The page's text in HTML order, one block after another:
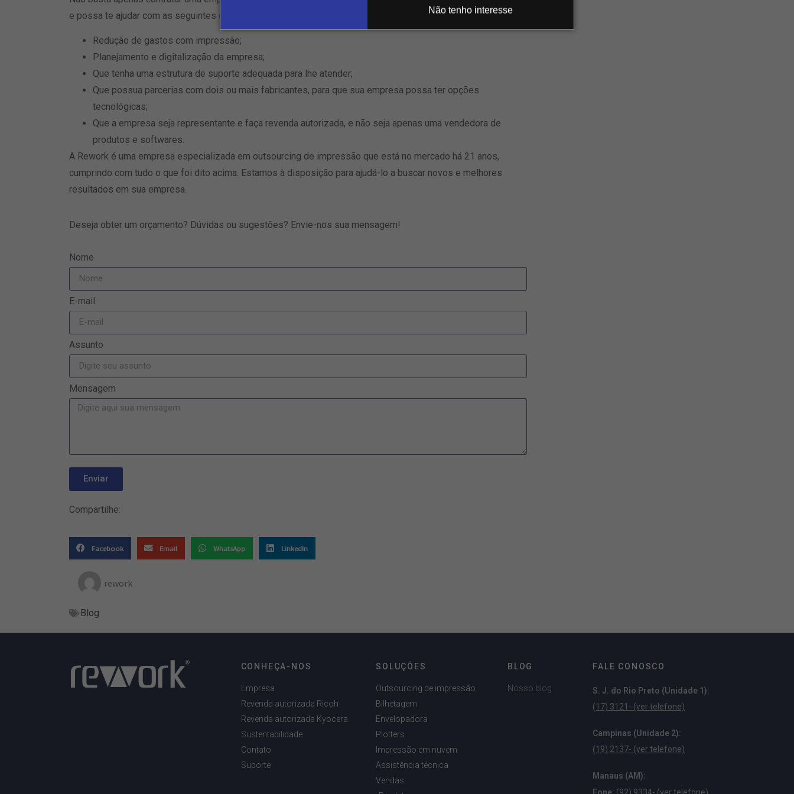
Não tenho interesse
e possa te ajudar com as seguintes questões:
Redução de gastos com impressão;
Planejamento e digitalização da empresa;
Que tenha uma estrutura de suporte adequada para lhe atender;
Que possua parcerias com dois ou mais fabricantes, para que sua empresa possa ter opções
tecnológicas;
Que a empresa seja representante e faça revenda autorizada, e não seja apenas uma vendedora de
produtos e softwares.
A Rework é uma empresa especializada em outsourcing de impressão que está no mercado há 21 anos,
cumprindo com tudo o que foi dito acima. Estamos à disposição para ajudá-lo a buscar novos e melhores
resultados em sua empresa.
Deseja obter um orçamento? Dúvidas ou sugestões? Envie-nos sua mensagem!
Nome
E-mail
Assunto
Mensagem
Enviar
Compartilhe:
Facebook Email WhatsApp LinkedIn
rework
Blog
CONHEÇA-NOS
Empresa
Revenda autorizada Ricoh
Revenda autorizada Kyocera
Sustentabilidade
Contato
Suporte
SOLUÇÕES
Outsourcing de impressão
Bilhetagem
Envelopadora
Plotters
Impressão em nuvem
Assistência técnica
Vendas
BLOG
Nosso blog
FALE CONOSCO
S. J. do Rio Preto (Unidade 1):
(17) 3121- (ver telefone)
Campinas (Unidade 2):
(19) 2137- (ver telefone)
Manaus (AM):